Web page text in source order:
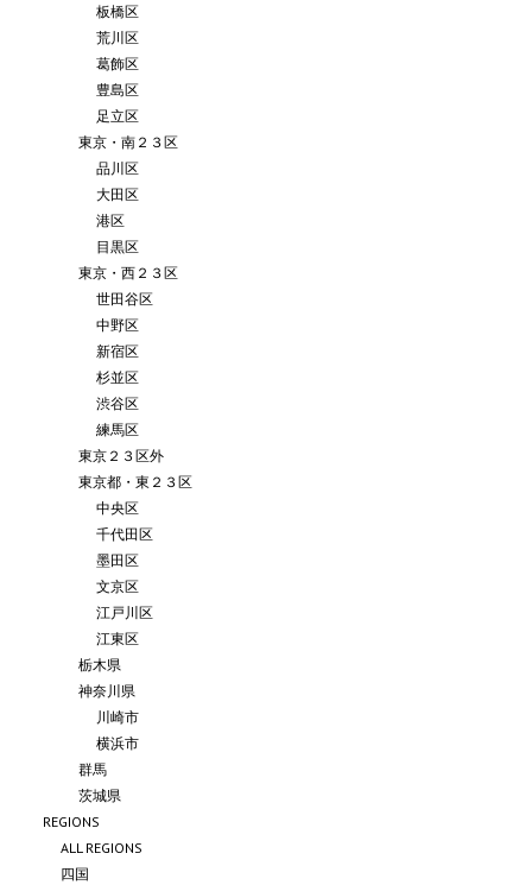
板橋区
荒川区
葛飾区
豊島区
足立区
東京・南２３区
品川区
大田区
港区
目黒区
東京・西２３区
世田谷区
中野区
新宿区
杉並区
渋谷区
練馬区
東京２３区外
東京都・東２３区
中央区
千代田区
墨田区
文京区
江戸川区
江東区
栃木県
神奈川県
川崎市
横浜市
群馬
茨城県
REGIONS
ALL REGIONS
四国